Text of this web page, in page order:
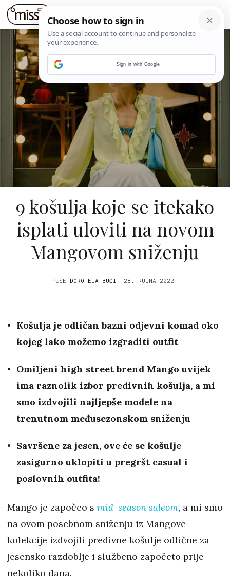
9 košulja koje se itekako
isplati uloviti na novom
Mangovom sniženju
PIŠE DOROTEJA BUĆI 28. RUJNA 2022.
Košulja je odličan bazni odjevni komad oko
kojeg lako možemo izgraditi outfit
Omiljeni high street brend Mango uvijek
ima raznolik izbor predivnih košulja, a mi
smo izdvojili najljepše modele na
trenutnom međusezonskom sniženju
Savršene za jesen, ove će se košulje
zasigurno uklopiti u pregršt casual i
poslovnih outfita!
Mango je započeo s mid-season saleom, a mi smo
na ovom posebnom sniženju iz Mangove
kolekcije izdvojili predivne košulje odlične za
jesensko razdoblje i službeno započeto prije
nekoliko dana.
Sign in with Google